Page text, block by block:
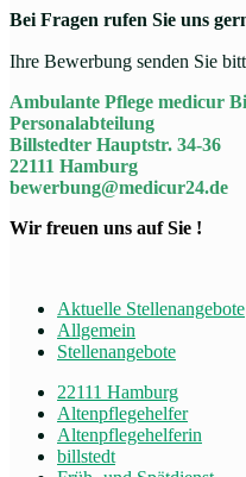
Bei Fragen rufen Sie uns
Ihre Bewerbung senden Sie
Ambulante Pflege medicur
Personalabteilung
Billstedter Hauptstr. 34-36
22111 Hamburg
bewerbung@medicur24.de
Wir freuen uns auf Sie !
Aktuelle Stellenangebote
Allgemein
Stellenangebote
22111 Hamburg
Altenpflegehelfer
Altenpflegehelferin
billstedt